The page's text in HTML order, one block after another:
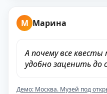
М Марина
А почему все
удобно заценить
Демо: Москва. Музей под